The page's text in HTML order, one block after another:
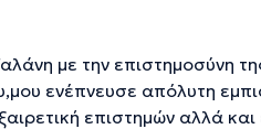
με την επιστημοσύνη
ενέπνευσε απόλυτη
επιστημών αλλά